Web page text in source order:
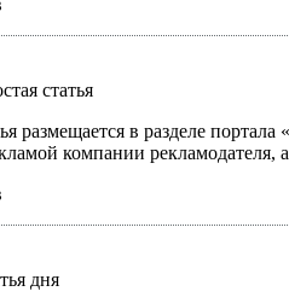
статья
размещается в разделе
компании
дня